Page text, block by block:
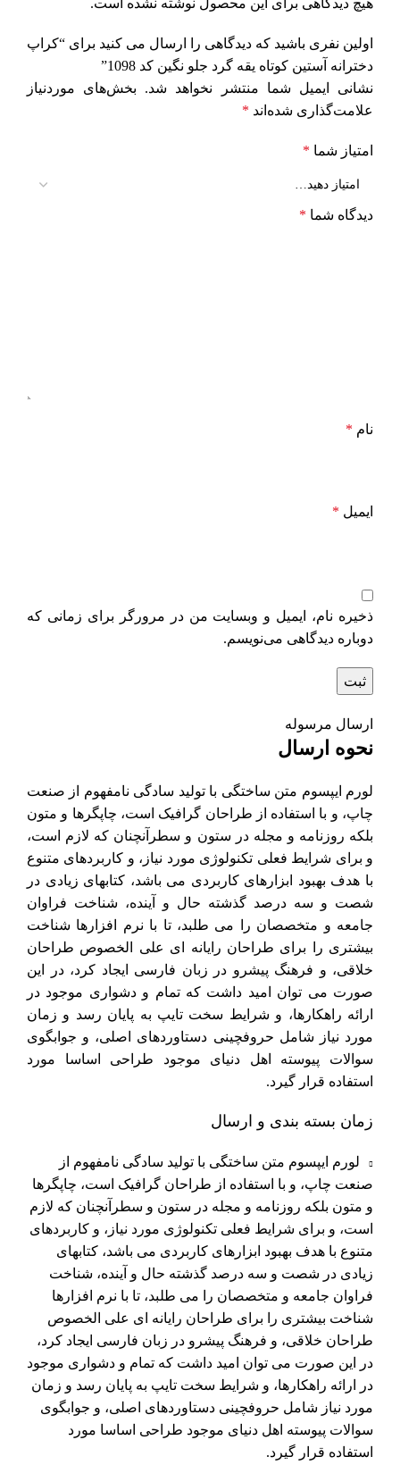
هیچ دیدگاهی برای این محصول نوشته نشده است.
اولین نفری باشید که دیدگاهی را ارسال می کنید برای “کراپ
دخترانه آستین کوتاه یقه گرد جلو نگین کد 1098”
نشانی ایمیل شما منتشر نخواهد شد.
بخش‌های موردنیاز
علامت‌گذاری شده‌اند *
امتیاز شما *
دیدگاه شما *
نام *
ایمیل *
ذخیره نام، ایمیل و وبسایت من در مرورگر برای زمانی که
دوباره دیدگاهی می‌نویسم.
ارسال مرسوله
نحوه ارسال
لورم ایپسوم متن ساختگی با تولید سادگی نامفهوم از صنعت
چاپ، و با استفاده از طراحان گرافیک است، چاپگرها و متون
بلکه روزنامه و مجله در ستون و سطرآنچنان که لازم است،
و برای شرایط فعلی تکنولوژی مورد نیاز، و کاربردهای متنوع
با هدف بهبود ابزارهای کاربردی می باشد، کتابهای زیادی در
شصت و سه درصد گذشته حال و آینده، شناخت فراوان
جامعه و متخصصان را می طلبد، تا با نرم افزارها شناخت
بیشتری را برای طراحان رایانه ای علی الخصوص طراحان
خلاقی، و فرهنگ پیشرو در زبان فارسی ایجاد کرد، در این
صورت می توان امید داشت که تمام و دشواری موجود در
ارائه راهکارها، و شرایط سخت تایپ به پایان رسد و زمان
مورد نیاز شامل حروفچینی دستاوردهای اصلی، و جوابگوی
سوالات پیوسته اهل دنیای موجود طراحی اساسا مورد
استفاده قرار گیرد.
زمان بسته بندی و ارسال
لورم ایپسوم متن ساختگی با تولید سادگی نامفهوم از
صنعت چاپ، و با استفاده از طراحان گرافیک است، چاپگرها
و متون بلکه روزنامه و مجله در ستون و سطرآنچنان که لازم
است، و برای شرایط فعلی تکنولوژی مورد نیاز، و کاربردهای
متنوع با هدف بهبود ابزارهای کاربردی می باشد، کتابهای
زیادی در شصت و سه درصد گذشته حال و آینده، شناخت
فراوان جامعه و متخصصان را می طلبد، تا با نرم افزارها
شناخت بیشتری را برای طراحان رایانه ای علی الخصوص
طراحان خلاقی، و فرهنگ پیشرو در زبان فارسی ایجاد کرد،
در این صورت می توان امید داشت که تمام و دشواری موجود
در ارائه راهکارها، و شرایط سخت تایپ به پایان رسد و زمان
مورد نیاز شامل حروفچینی دستاوردهای اصلی، و جوابگوی
سوالات پیوسته اهل دنیای موجود طراحی اساسا مورد
استفاده قرار گیرد.